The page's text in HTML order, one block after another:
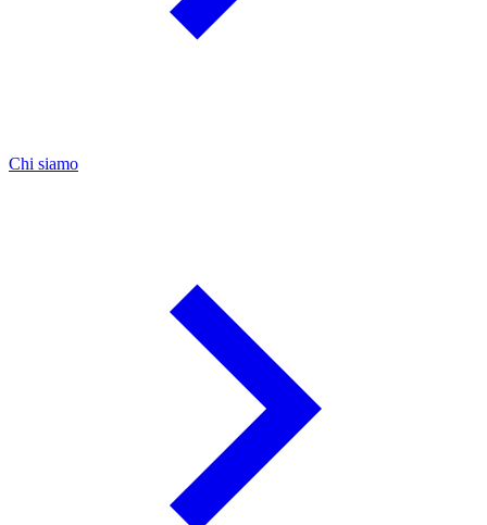
Chi siamo